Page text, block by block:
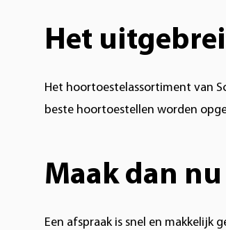
Het
Het hoortoestelassortiment van
beste hoortoestellen worden
Maak dan
Een afspraak is snel en